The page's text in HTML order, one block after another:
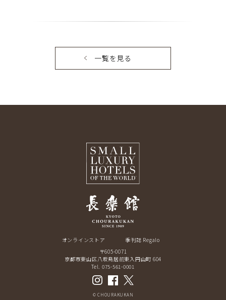
一覧を見る
オンラインストア
季刊誌 Regalo
〒605-0071
京都市東山区八坂鳥居前東入円山町 604
Tel. 075-561-0001
© CHOURAKUKAN